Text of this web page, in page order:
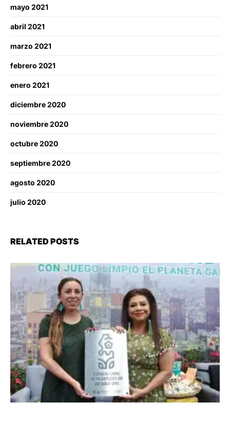
mayo 2021
abril 2021
marzo 2021
febrero 2021
enero 2021
diciembre 2020
noviembre 2020
octubre 2020
septiembre 2020
agosto 2020
julio 2020
RELATED POSTS